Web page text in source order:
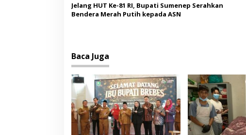
Jelang HUT Ke-81 RI, Bupati Sumenep Serahkan
Bendera Merah Putih kepada ASN
Baca Juga